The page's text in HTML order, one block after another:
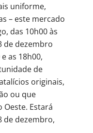
uniforme,
– este mercado
das 10h00 às
de dezembro
as 18h00,
de
originais,
ou que
Oeste. Estará
de dezembro,